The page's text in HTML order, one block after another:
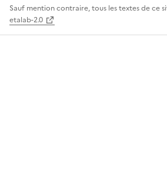
Sauf mention contraire, tous les textes de ce
etalab-2.0